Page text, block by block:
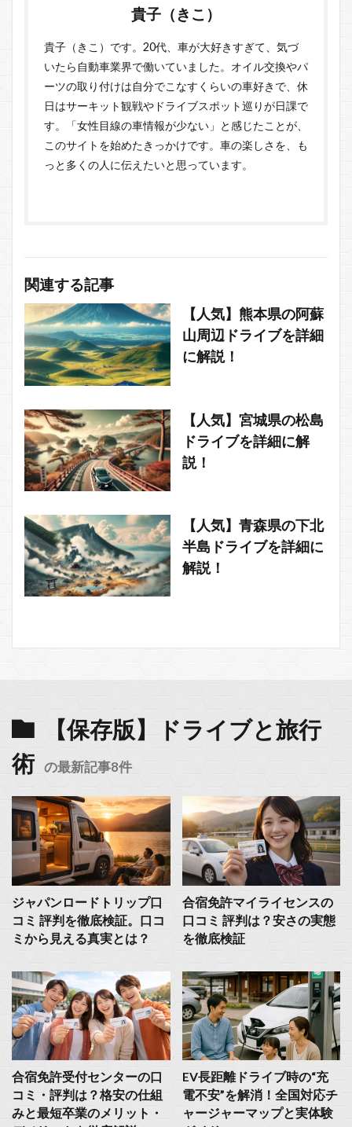
貴子（きこ）
貴子（きこ）です。20代、車が大好きすぎて、気づ
いたら自動車業界で働いていました。オイル交換やパ
ーツの取り付けは自分でこなすくらいの車好きで、休
日はサーキット観戦やドライブスポット巡りが日課で
す。「女性目線の車情報が少ない」と感じたことが、
このサイトを始めたきっかけです。車の楽しさを、も
っと多くの人に伝えたいと思っています。
関連する記事
【人気】熊本県の阿蘇
山周辺ドライブを詳細
に解説！
【人気】宮城県の松島
ドライブを詳細に解
説！
【人気】青森県の下北
半島ドライブを詳細に
解説！
【保存版】ドライブと旅行
術 の最新記事8件
ジャパンロードトリップ口
コミ 評判を徹底検証。口コ
ミから見える真実とは？
合宿免許マイライセンスの
口コミ 評判は？安さの実態
を徹底検証
合宿免許受付センターの口
コミ・評判は？格安の仕組
みと最短卒業のメリット・
EV長距離ドライブ時の“充
電不安”を解消！全国対応チ
ャージャーマップと実体験